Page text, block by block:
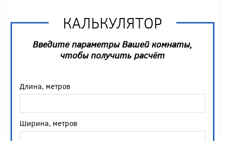
КАЛЬКУЛЯТОР
Введите параметры Вашей комнаты,
чтобы получить расчёт
Длина, метров
Ширина, метров